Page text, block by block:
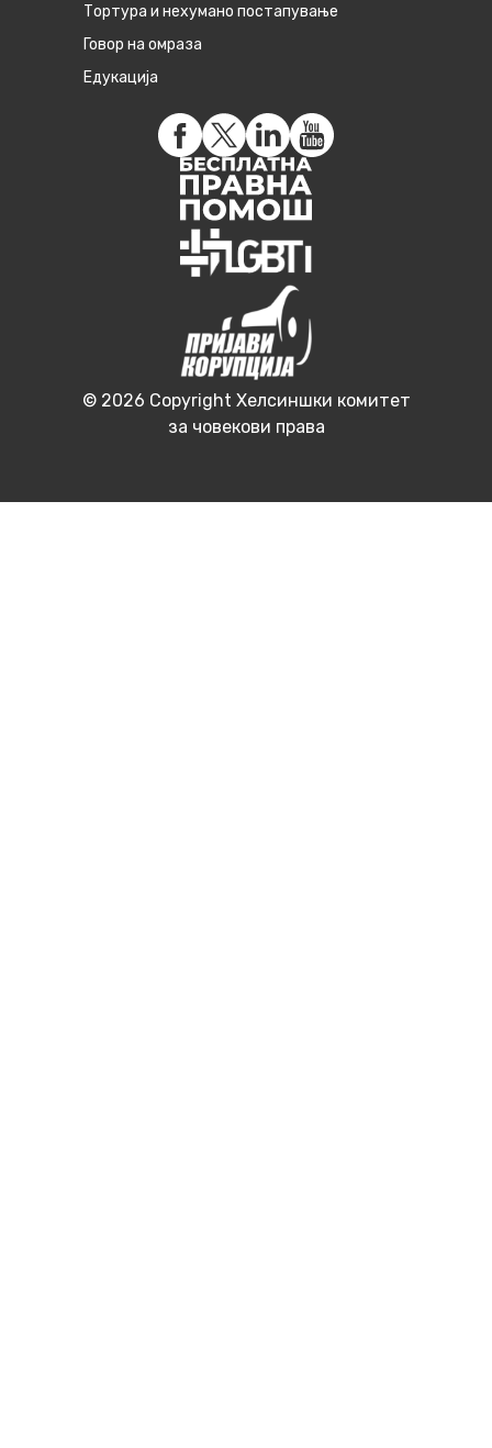
Тортура и нехумано постапување
Говор на омраза
Едукација
© 2026 Copyright Хелсиншки комитет
за човекови права